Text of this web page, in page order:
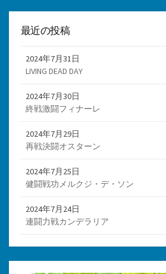
最近の投稿
2024年7月31日
LIVING DEAD DAY
2024年7月30日
終戦激闘フィナーレ
2024年7月29日
再戦決闘オスターン
2024年7月25日
健闘戦功メルクジ・デ・ソン
2024年7月24日
連闘力戦カンデラリア